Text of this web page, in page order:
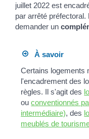
juillet 2022 est
par arrêté préfectoral.
demander un
À savoir
Certains logements
l'encadrement des
règles. Il s'agit des
ouconventionnés
intermédiaire), des
meublés de